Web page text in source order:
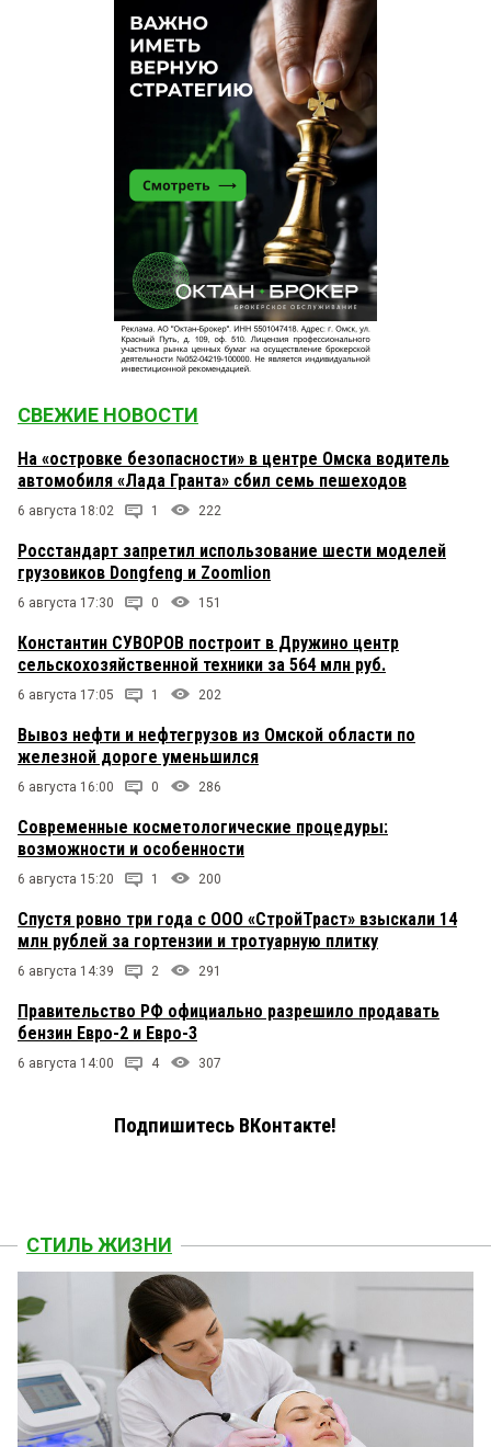
СВЕЖИЕ НОВОСТИ
На «островке безопасности» в центре Омска водитель
автомобиля «Лада Гранта» сбил семь пешеходов
6 августа 18:02 1 222
Росстандарт запретил использование шести моделей
грузовиков Dongfeng и Zoomlion
6 августа 17:30 0 151
Константин СУВОРОВ построит в Дружино центр
сельскохозяйственной техники за 564 млн руб.
6 августа 17:05 1 202
Вывоз нефти и нефтегрузов из Омской области по
железной дороге уменьшился
6 августа 16:00 0 286
Современные косметологические процедуры:
возможности и особенности
6 августа 15:20 1 200
Спустя ровно три года с ООО «СтройТраст» взыскали 14
млн рублей за гортензии и тротуарную плитку
6 августа 14:39 2 291
Правительство РФ официально разрешило продавать
бензин Евро-2 и Евро-3
6 августа 14:00 4 307
Подпишитесь ВКонтакте!
СТИЛЬ ЖИЗНИ